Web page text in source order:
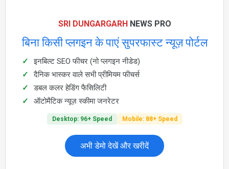
SRI DUNGARGARH NEWS PRO
बिना किसी प्लगइन के पाएं सुपरफास्ट न्यूज़ पोर्टल
इनबिल्ट SEO फीचर (नो प्लगइन नीडेड)
दैनिक भास्कर वाले सभी प्रीमियम फीचर्स
डबल कलर हेडिंग फैसिलिटी
ऑटोमैटिक न्यूज़ स्कीमा जनरेटर
Desktop: 96+ Speed Mobile: 88+ Speed
अभी डेमो देखें और खरीदें